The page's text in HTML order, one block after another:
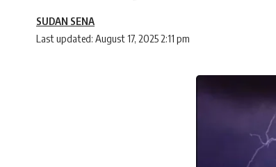
Last updated: August 17, 2025 2:11 pm
SUDAN SENA